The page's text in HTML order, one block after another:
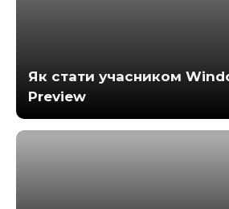
Як стати учасником
Preview